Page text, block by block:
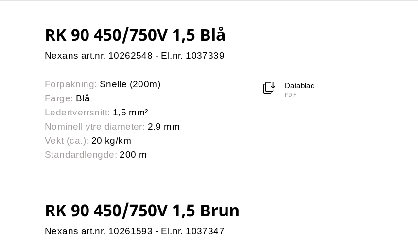
RK 90 450/750V 1,5 Blå
Nexans art.nr. 10262548 - El.nr. 1037339
Forpakning: Snelle (200m)
Farge: Blå
Ledertverrsnitt: 1,5 mm²
Nominell ytre diameter: 2,9 mm
Vekt (ca.): 20 kg/km
Standardlengde: 200 m
Datablad
PDF
RK 90 450/750V 1,5 Brun
Nexans art.nr. 10261593 - El.nr. 1037347